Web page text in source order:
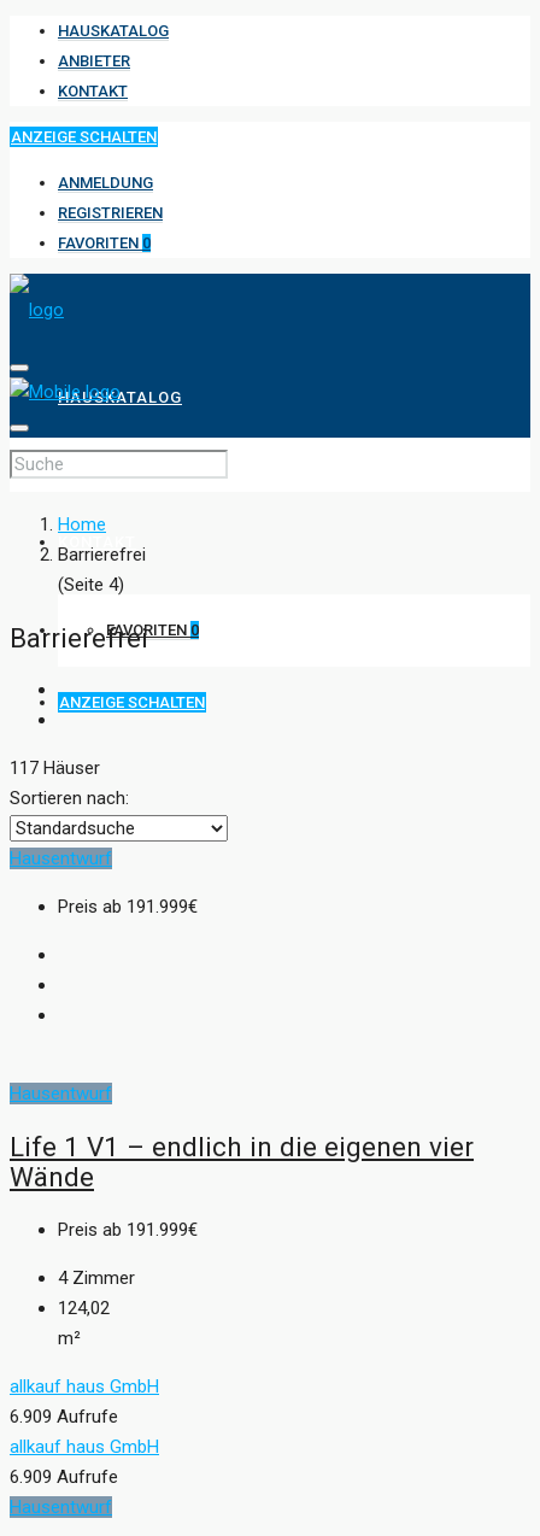
HAUSKATALOG
ANBIETER
KONTAKT
ANZEIGE SCHALTEN
ANMELDUNG
REGISTRIEREN
FAVORITEN 0
HAUSKATALOG
ANBIETER
FAVORITEN 0
ANZEIGE SCHALTEN
Home
Barrierefrei
(Seite 4)
Barrierefrei
117 Häuser
Sortieren nach:
Hausentwurf
Preis ab 191.999€
Hausentwurf
Life 1 V1 – endlich in die eigenen vier
Wände
Preis ab 191.999€
4 Zimmer
124,02
m²
allkauf haus GmbH
6.909 Aufrufe
allkauf haus GmbH
6.909 Aufrufe
Hausentwurf